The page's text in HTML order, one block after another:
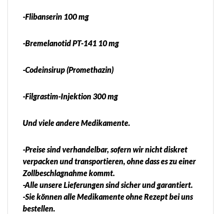
-Flibanserin 100 mg
-Bremelanotid PT-141 10 mg
-Codeinsirup (Promethazin)
-Filgrastim-Injektion 300 mg
Und viele andere Medikamente.
-Preise sind verhandelbar, sofern wir nicht diskret
verpacken und transportieren, ohne dass es zu einer
Zollbeschlagnahme kommt.
-Alle unsere Lieferungen sind sicher und garantiert.
-Sie können alle Medikamente ohne Rezept bei uns
bestellen.